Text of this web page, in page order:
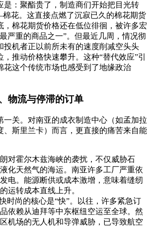
是：聚酯贵了，制造商们开始把目光转
花。这直接点燃了沉寂已久的棉花期货
，棉花期货价格还在低位徘徊，被许多宏
严重的商品之一”。但最近几周，情况彻
投机者正以前所未有的速度削减空头头
推动价格快速攀升。这种“替代效应”引
花这个传统市场也感受到了地缘政治
物流与停滞的订单
一关。对南亚的成衣制造中心（如孟加拉
、斯里兰卡）而言，更直接的痛苦来自能
对霍尔木兹海峡的袭扰，不仅威胁石
化天然气的海运。南亚许多工厂严重依
电。能源断供或成本激增，意味着缝纫
运转成本直线上升。
时尚的核心是“快”。以往，许多紧急订
依赖从迪拜等中东枢纽空运至全球。然
机场的无人机和导弹威胁，已导致航空